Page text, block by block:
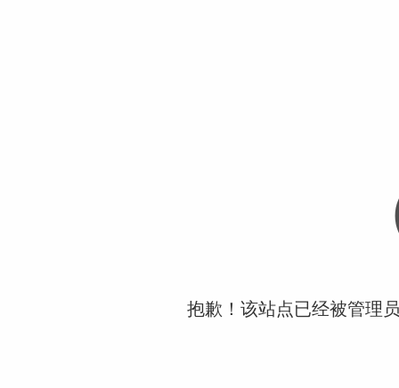
抱歉！该站点已经被管理